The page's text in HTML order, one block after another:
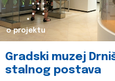
o projektu
Gradski muzej
stalnog postava